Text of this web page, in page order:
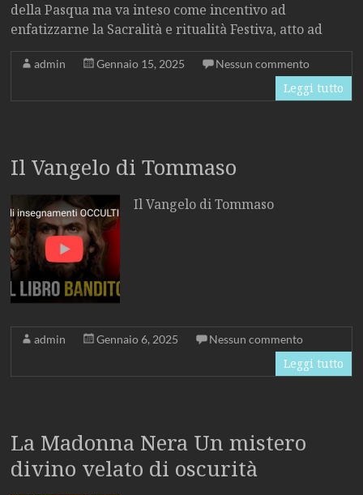
della Pasqua ma va inteso come incentivo ad
enfatizzarne la Sacralità e ritualità Festiva, atto ad
admin Gennaio 15, 2025 Nessun commento
Leggi tutto
Il Vangelo di Tommaso
Il Vangelo di Tommaso
admin Gennaio 6, 2025 Nessun commento
Leggi tutto
La Madonna Nera Un mistero
divino velato di oscurità